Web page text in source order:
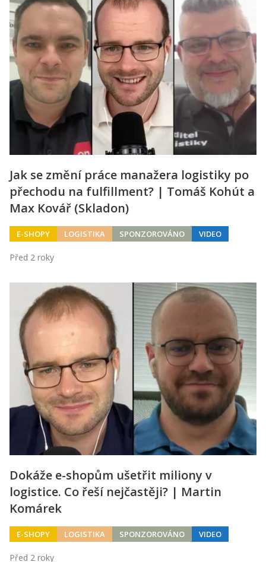
Jak se změní práce manažera logistiky po
přechodu na fulfillment? | Tomáš Kohút a
Max Kovář (Skladon)
E-SHOPY LOGISTIKA SPONZOROVÁNO VIDEO
Před 2 roky
Dokáže e-shopům ušetřit miliony v
logistice. Co řeší nejčastěji? | Martin
Komárek
E-SHOPY LOGISTIKA SPONZOROVÁNO VIDEO
Před 2 roky